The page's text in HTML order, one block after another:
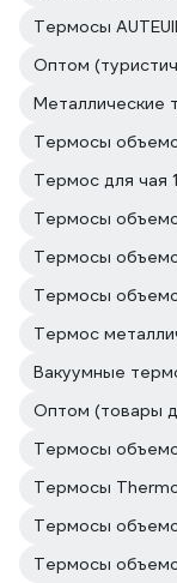
Термосы
Оптом
Металлические
Термосы
Термос для чая
Термосы
Термосы
Термосы
Термос
Вакуумные
Оптом (товары
Термосы
Термосы
Термосы
Термосы